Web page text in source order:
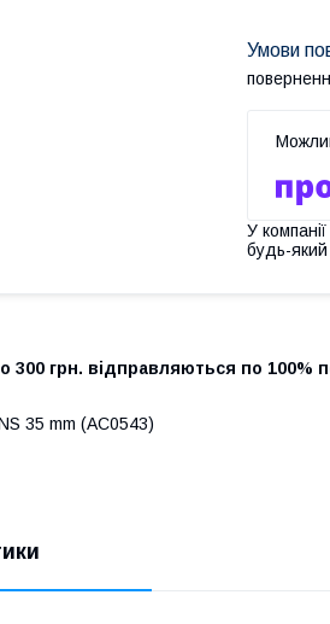
У
будь-
300 грн. відправляються по 100%
35 mm (AC0543)